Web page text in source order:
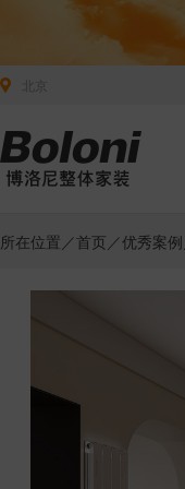
所在位置／首页 ／优秀案例